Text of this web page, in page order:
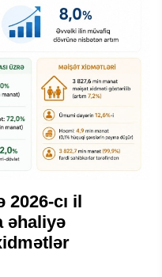
cı il
əhaliyə